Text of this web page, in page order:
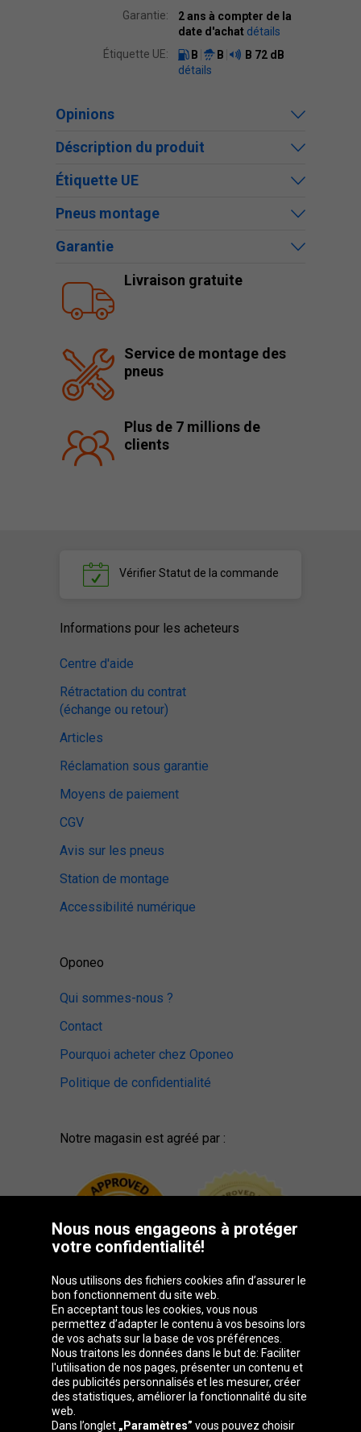
Garantie:
2 ans à compter de la
date d'achat détails
Étiquette UE:
B B B 72 dB
détails
Opinions
Déscription du produit
Étiquette UE
Pneus montage
Garantie
Livraison gratuite
Service de montage des
pneus
Plus de 7 millions de
clients
VérifierStatut de la commande
Informations pour les acheteurs
Centre d'aide
Rétractation du contrat
(échange ou retour)
Articles
Réclamation sous garantie
Moyens de paiement
CGV
Avis sur les pneus
Station de montage
Accessibilité numérique
Oponeo
Qui sommes-nous ?
Contact
Pourquoi acheter chez Oponeo
Politique de confidentialité
Notre magasin est agréé par :
Groupe Oponeo
Česká
Deutschland Éire España
Nous nous engageons à protéger
votre confidentialité!
Nous utilisons des fichiers cookies afin d’assurer le
bon fonctionnement du site web.
En acceptant tous les cookies, vous nous
permettez d’adapter le contenu à vos besoins lors
de vos achats sur la base de vos préférences.
Nous traitons les données dans le but de: Faciliter
l'utilisation de nos pages, présenter un contenu et
des publicités personnalisés et les mesurer, créer
des statistiques, améliorer la fonctionnalité du site
web.
Dans l’onglet „Paramètres” vous pouvez choisir